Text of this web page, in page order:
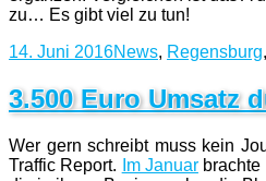
zu… Es gibt viel zu tun!
Veröffentlicht
14. Juni 2016Kategorien
News, Regensburg,
3.500 Euro Umsatz
Wer gern schreibt muss kein
Traffic Report.
Im Januarbrachte